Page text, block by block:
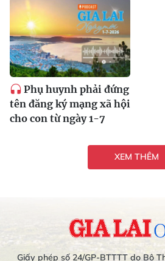
Phụ huynh phải đứng
tên đăng ký mạng xã hội
cho con từ ngày 1-7
XEM THÊM
Giấy phép số 24/GP-BTTTT do Bộ